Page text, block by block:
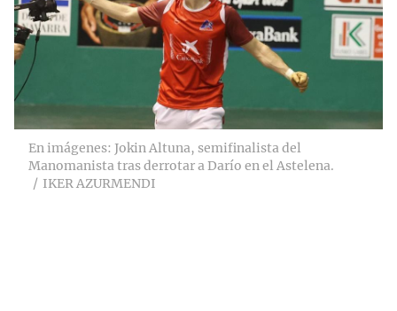
En imágenes: Jokin Altuna, semifinalista del
Manomanista tras derrotar a Darío en el Astelena.
IKER AZURMENDI